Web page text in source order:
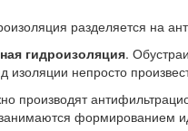
разделяется на
гидроизоляция.
изоляции непросто
производят
формированием